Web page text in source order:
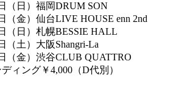
（日）福岡DRUM SON
（金）仙台LIVE HOUSE enn 2nd
（日）札幌BESSIE HALL
（土）大阪Shangri-La
（金）渋谷CLUB QUATTRO
ィング￥4,000（D代別）